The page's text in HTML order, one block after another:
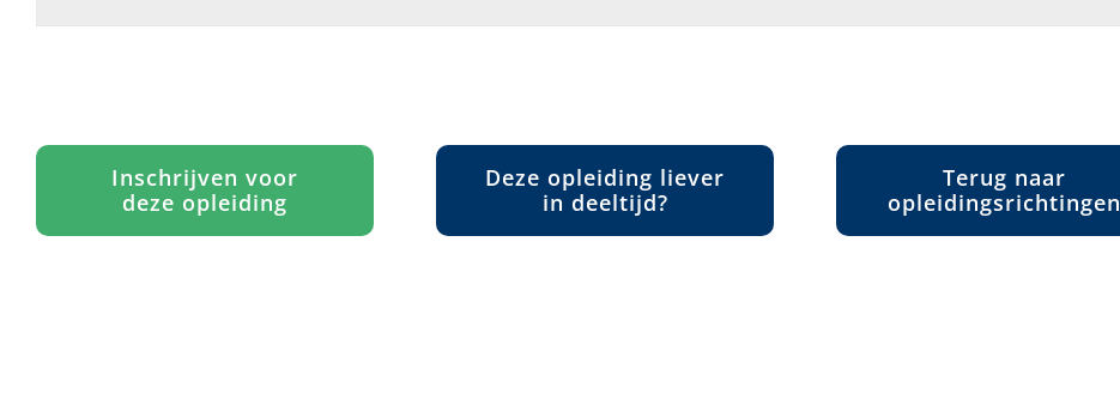
Inschrijven voor
deze opleiding
Deze opleiding liever
in deeltijd?
Terug naar
opleidingsrichtingen